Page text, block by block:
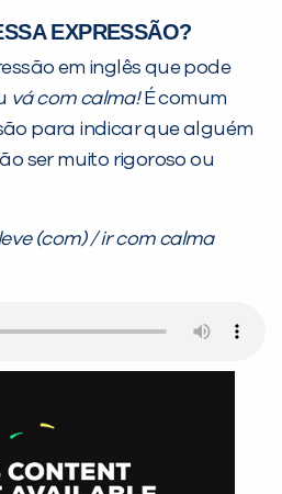
EXPRESSÃO?
em inglês que pode
vá com calma!É comum
para indicar que alguém
ser muito rigoroso ou
(com) / ir com calma
nenhuma unidade
ou bairro que
digitou.
seus dados abaixo e
com a: